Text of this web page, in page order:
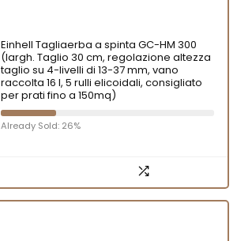
Einhell Tagliaerba a spinta GC-HM 300
(largh. Taglio 30 cm, regolazione altezza
taglio su 4-livelli di 13-37 mm, vano
raccolta 16 l, 5 rulli elicoidali, consigliato
per prati fino a 150mq)
Already Sold: 26%